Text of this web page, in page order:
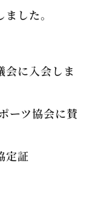
した。
会に入会しま
ーツ協会に賛
定証